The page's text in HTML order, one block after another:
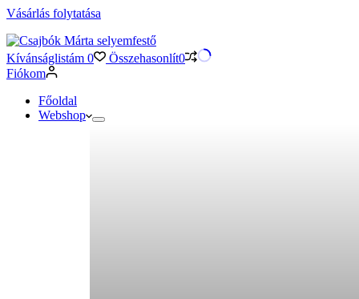
opálzöld
színátmenettel
(közepes)
mennyiség
Vásárlás folytatása
Kívánságlistám 0 Összehasonlít0
Fiókom
Főoldal
Webshop